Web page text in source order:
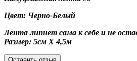
Цвет: Черно-Белый
Лента липнет сама к себе и не
Размер: 5см Х 4,5м